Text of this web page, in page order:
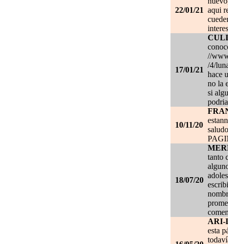
22/01/21 aqui
17/01/21
//
/4/
hace
no la
si
10/11/20
18/07/20
tanto
ARI-
esta